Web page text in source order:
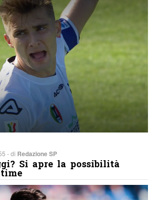
- di Redazione SP
Si apre la possibilità